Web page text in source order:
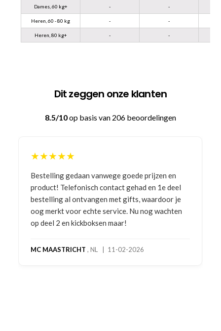
Dames, 60 kg+ - -
Heren, 60 - 80 kg - -
Heren, 80 kg+ - -
Dit zeggen onze klanten
8.5/10op basis van 206 beoordelingen
★★★★★
Bestelling gedaan vanwege goede prijzen en
product! Telefonisch contact gehad en 1e deel
bestelling al ontvangen met gifts, waardoor je
oog merkt voor echte service. Nu nog wachten
op deel 2 en kickboksen maar!
MC MAASTRICHT , NL | 11-02-2026